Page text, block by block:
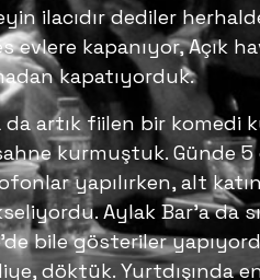
ilacıdır dediler
kapanıyor, Açık
kapatıyorduk.
da artık fiilen bir komedi
kurmuştuk. Günde
yapılırken, alt
Aylak Bar’a da
bile gösteriler
döktük. Yurtdışında